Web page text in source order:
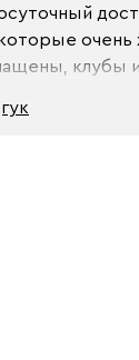
клубы